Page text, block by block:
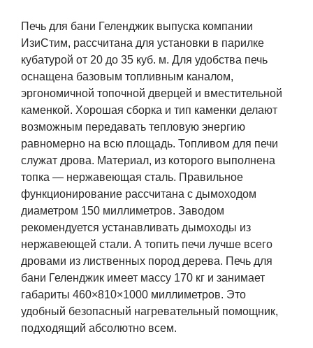
Печь для бани Геленджик выпуска компании
ИзиСтим, рассчитана для установки в парилке
кубатурой от 20 до 35 куб. м. Для удобства печь
оснащена базовым топливным каналом,
эргономичной топочной дверцей и вместительной
каменкой. Хорошая сборка и тип каменки делают
возможным передавать тепловую энергию
равномерно на всю площадь. Топливом для печи
служат дрова. Материал, из которого выполнена
топка — нержавеющая сталь. Правильное
функционирование рассчитана с дымоходом
диаметром 150 миллиметров. Заводом
рекомендуется устанавливать дымоходы из
нержавеющей стали. А топить печи лучше всего
дровами из лиственных пород дерева. Печь для
бани Геленджик имеет массу 170 кг и занимает
габариты 460×810×1000 миллиметров. Это
удобный безопасный нагревательный помощник,
подходящий абсолютно всем.